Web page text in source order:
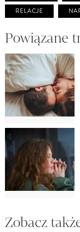
RELACJE
Powiązane
Zobacz